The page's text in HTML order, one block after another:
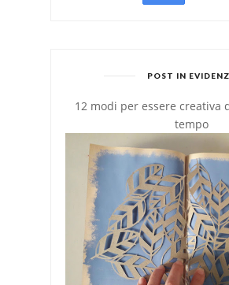
POST IN
12 modi per essere creativa
tempo